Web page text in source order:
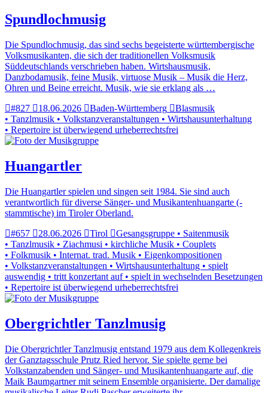
Spundlochmusig
Die Spundlochmusig, das sind sechs begeisterte württembergische
Volksmusikanten, die sich der traditionellen Volksmusik
Süddeutschlands verschrieben haben. Wirtshausmusik,
Danzbodamusik, feine Musik, virtuose Musik – Musik die Herz,
Ohren und Beine erreicht. Musik, wie sie erklang als …
#827
18.06.2026 Baden-Württemberg
Blasmusik
• Tanzlmusik • Volkstanzveranstaltungen • Wirtshausunterhaltung
• Repertoire ist überwiegend urheberrechtsfrei
Huangartler
Die Huangartler spielen und singen seit 1984. Sie sind auch
verantwortlich für diverse Sänger- und Musikantenhuangarte (-
stammtische) im Tiroler Oberland.
#657
28.06.2026 Tirol
Gesangsgruppe • Saitenmusik
• Tanzlmusik • Ziachmusi • kirchliche Musik • Couplets
• Folkmusik • Internat. trad. Musik • Eigenkompositionen
• Volkstanzveranstaltungen • Wirtshausunterhaltung • spielt
auswendig • tritt konzertant auf • spielt in wechselnden Besetzungen
• Repertoire ist überwiegend urheberrechtsfrei
Obergrichtler Tanzlmusig
Die Obergrichtler Tanzlmusig entstand 1979 aus dem Kollegenkreis
der Ganztagsschule Prutz Ried hervor. Sie spielte gerne bei
Volkstanzabenden und Sänger- und Musikantenhuangarte auf, die
Maik Baumgartner mit seinem Ensemble organisierte. Der damalige